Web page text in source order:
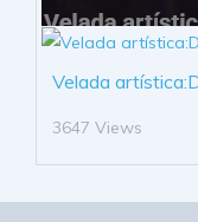
Velada
3647 Views